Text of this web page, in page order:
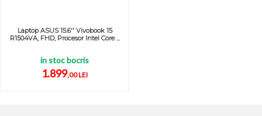
Laptop ASUS 15.6'' Vivobook 15
R1504VA, FHD, Procesor Intel Core ...
in stoc bocris
1.899,00 LEI